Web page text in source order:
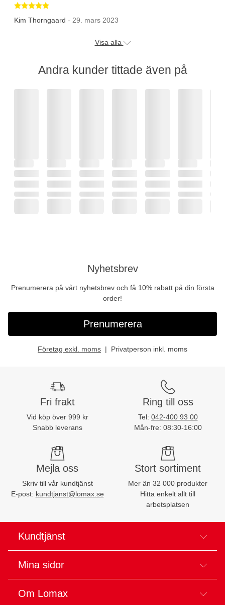
Betygsatt 5 av 5 stjärnor
Kim Thorngaard - 29. mars 2023
Visa alla
Andra kunder tittade även på
Nyhetsbrev
Prenumerera på vårt nyhetsbrev och få 10% rabatt på din första
order!
Prenumerera
Företag exkl. moms Privatperson inkl. moms
Fri frakt
Vid köp över 999 kr
Snabb leverans
Ring till oss
Tel: 042-400 93 00
Mån-fre: 08:30-16:00
Mejla oss
Skriv till vår kundtjänst
E-post: kundtjanst@lomax.se
Stort sortiment
Mer än 32 000 produkter
Hitta enkelt allt till
arbetsplatsen
Kundtjänst
Mina sidor
Om Lomax